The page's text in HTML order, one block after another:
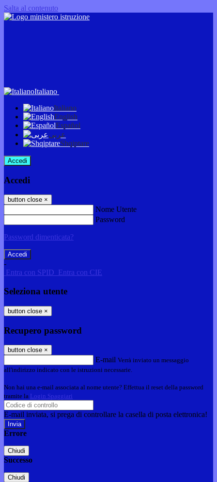
Salta al contenuto
Italiano
Italiano
English
Español
عربى
Shqiptare
Accedi
Accedi
button close ×
Nome Utente
Password
Password dimenticata?
-
Entra con SPID Entra con CIE
Seleziona utente
button close ×
Recupero password
button close ×
E-mail Verrà inviato un messaggio
all'indirizzo indicato con le istruzioni necessarie.
Non hai una e-mail associata al nome utente? Effettua il reset della password
tramite la Login Spaggiari
E-mail inviata, si prega di controllare la casella di posta elettronica!
Errore
Chiudi
Successo
Chiudi